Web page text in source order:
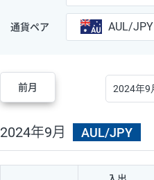
通貨ペア AUL/JPY
前月
2024年9月 AUL/JPY